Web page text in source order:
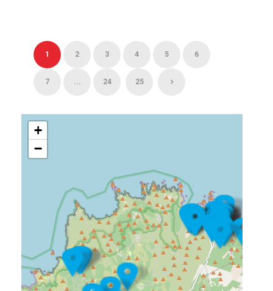
1 2 3 4 5 6
7 ... 24 25
+
−